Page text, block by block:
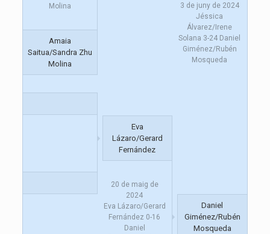
3 de juny de 2024
Jéssica
Álvarez/Irene
Solana 3-24 Daniel
Giménez/Rubén
Mosqueda
Molina
Amaia
Saitua/Sandra Zhu
Molina
Eva
Lázaro/Gerard
Fernández
20 de maig de
2024
Eva Lázaro/Gerard
Fernández 0-16
Daniel
Daniel
Giménez/Rubén
Mosqueda